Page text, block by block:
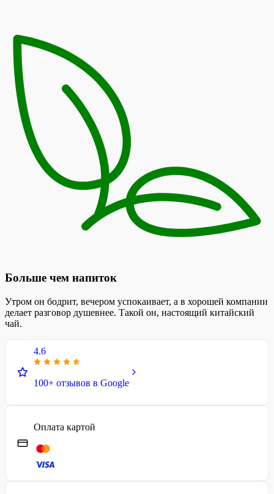
Больше чем напиток
Утром он бодрит, вечером успокаивает, а в хорошей компании
делает разговор душевнее. Такой он, настоящий китайский
чай.
4.6
100+ отзывов в Google
Оплата картой